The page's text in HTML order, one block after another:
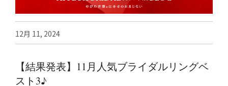
商品カテゴリ
AFFLUXについて
AFFLUXの永久保証®
12月 11, 2024
【結果発表】11月人気ブライダルリングベ
スト3♪